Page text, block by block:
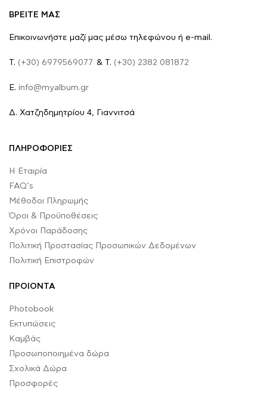
ΒΡΕΙΤΕ ΜΑΣ
Επικοινωνήστε μαζί μας μέσω τηλεφώνου ή e-mail.
Τ. (+30) 6979569077 & Τ. (+30) 2382 081872
E. info@myalbum.gr
Δ. Χατζηδημητρίου 4, Γιαννιτσά
ΠΛΗΡΟΦΟΡΙΕΣ
Η Εταιρία
FAQ’s
Μέθοδοι Πληρωμής
Όροι & Προϋποθέσεις
Χρόνοι Παράδοσης
Πολιτική Προστασίας Προσωπικών Δεδομένων
Πολιτική Επιστροφών
ΠΡΟΙΟΝΤΑ
Photobook
Εκτυπώσεις
Καμβάς
Προσωποποιημένα δώρα
Σχολικά Δώρα
Προσφορές